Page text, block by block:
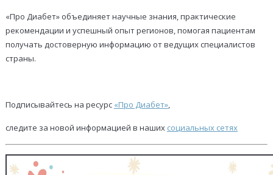
«Про Диабет» объединяет научные знания, практические
рекомендации и успешный опыт регионов, помогая пациентам
получать достоверную информацию от ведущих специалистов
страны.
Подписывайтесь на ресурс «Про Диабет»,
следите за новой информацией в наших социальных сетях